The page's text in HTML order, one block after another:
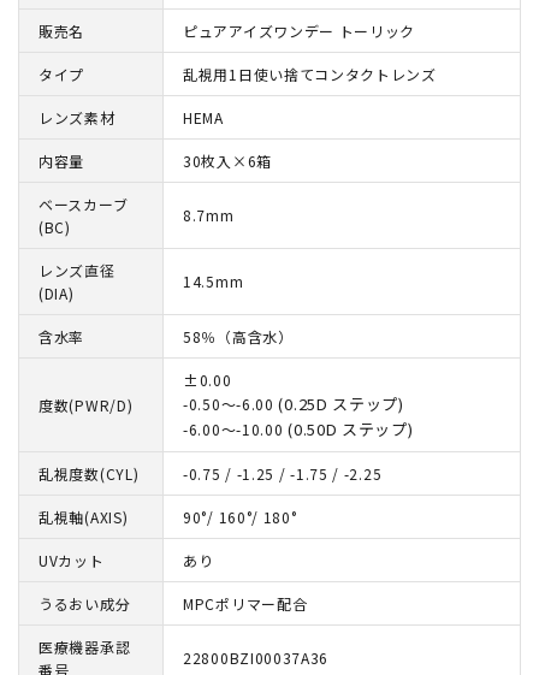
販売名 ピュアアイズワンデー トーリック
タイプ 乱視用1日使い捨てコンタクトレンズ
レンズ素材 HEMA
内容量 30枚入×6箱
ベースカーブ
(BC)
8.7mm
レンズ直径
(DIA)
14.5mm
含水率 58％（高含水）
度数(PWR/D)
±0.00
-0.50～-6.00(0.25D ステップ)
-6.00～-10.00(0.50D ステップ)
乱視度数(CYL) -0.75 / -1.25 / -1.75 / -2.25
乱視軸(AXIS) 90°/ 160°/ 180°
UVカット あり
うるおい成分 MPCポリマー配合
医療機器承認
番号
22800BZI00037A36